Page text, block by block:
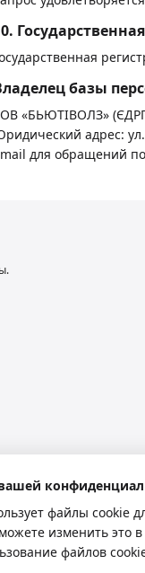
базы
«БЬЮТІВОЛЗ»
адрес:
для обращений
файлы cookie
изменить это
файлов